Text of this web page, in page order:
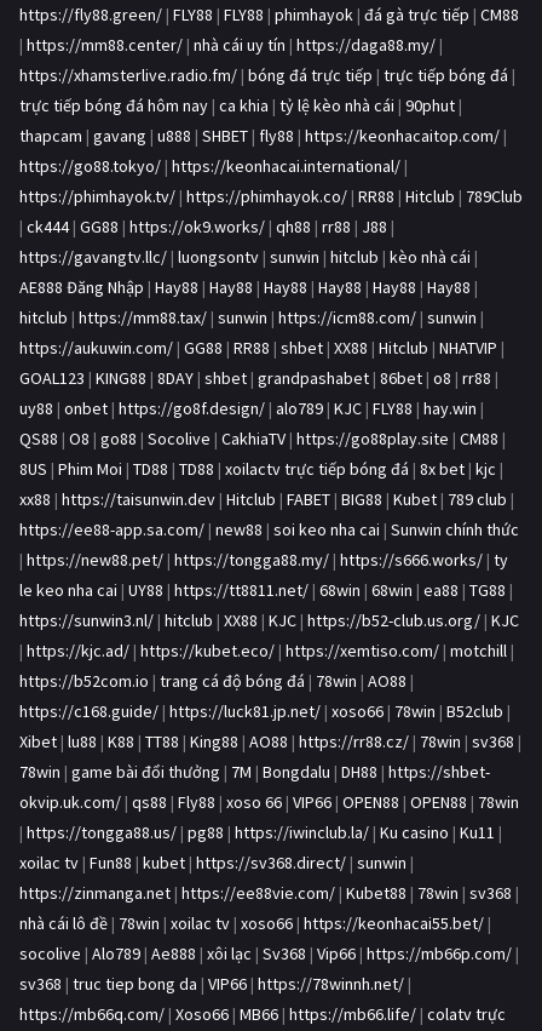
https://fly88.green/ | FLY88 | FLY88 | phimhayok | đá gà trực tiếp | CM88
| https://mm88.center/ | nhà cái uy tín | https://daga88.my/ |
https://xhamsterlive.radio.fm/ | bóng đá trực tiếp | trực tiếp bóng đá |
trực tiếp bóng đá hôm nay | ca khia | tỷ lệ kèo nhà cái | 90phut |
thapcam | gavang | u888 | SHBET | fly88 | https://keonhacaitop.com/ |
https://go88.tokyo/ | https://keonhacai.international/ |
https://phimhayok.tv/ | https://phimhayok.co/ | RR88 | Hitclub | 789Club
| ck444| GG88 | https://ok9.works/ | qh88 | rr88 | J88 |
https://gavangtv.llc/ | luongsontv | sunwin | hitclub | kèo nhà cái |
AE888 Đăng Nhập | Hay88 | Hay88 | Hay88 | Hay88 | Hay88 | Hay88 |
hitclub | https://mm88.tax/ | sunwin | https://icm88.com/ | sunwin |
https://aukuwin.com/ | GG88 | RR88 | shbet | XX88 | Hitclub | NHATVIP |
GOAL123 | KING88 | 8DAY | shbet | grandpashabet | 86bet | o8 | rr88 |
uy88 | onbet | https://go8f.design/ | alo789 | KJC | FLY88 | hay.win |
QS88 | O8 | go88 | Socolive | CakhiaTV | https://go88play.site | CM88 |
8US | Phim Moi | TD88 | TD88 | xoilactv trực tiếp bóng đá | 8x bet | kjc |
xx88 | https://taisunwin.dev | Hitclub | FABET | BIG88 | Kubet | 789 club |
https://ee88-app.sa.com/ | new88 | soi keo nha cai | Sunwin chính thức
| https://new88.pet/ | https://tongga88.my/ | https://s666.works/ | ty
le keo nha cai | UY88 | https://tt8811.net/ | 68win | 68win | ea88 | TG88 |
https://sunwin3.nl/ | hitclub | XX88 | KJC | https://b52-club.us.org/ | KJC
| https://kjc.ad/ | https://kubet.eco/ | https://xemtiso.com/ | motchill |
https://b52com.io | trang cá độ bóng đá | 78win | AO88 |
https://c168.guide/ | https://luck81.jp.net/ | xoso66 | 78win | B52club |
Xibet | lu88 | K88 | TT88 | King88 | AO88 | https://rr88.cz/ | 78win | sv368 |
78win | game bài đổi thưởng | 7M | Bongdalu | DH88 | https://shbet-
okvip.uk.com/ | qs88 | Fly88 | xoso 66 | VIP66 | OPEN88 | OPEN88 | 78win
| https://tongga88.us/ | pg88 | https://iwinclub.la/ | Ku casino | Ku11 |
xoilac tv | Fun88 | kubet | https://sv368.direct/ | sunwin |
https://zinmanga.net | https://ee88vie.com/ | Kubet88 | 78win | sv368 |
nhà cái lô đề | 78win | xoilac tv | xoso66 | https://keonhacai55.bet/ |
socolive | Alo789 | Ae888 | xôi lạc | Sv368 | Vip66 | https://mb66p.com/ |
sv368 | truc tiep bong da | VIP66 | https://78winnh.net/ |
https://mb66q.com/ | Xoso66 | MB66 | https://mb66.life/ | colatv trực